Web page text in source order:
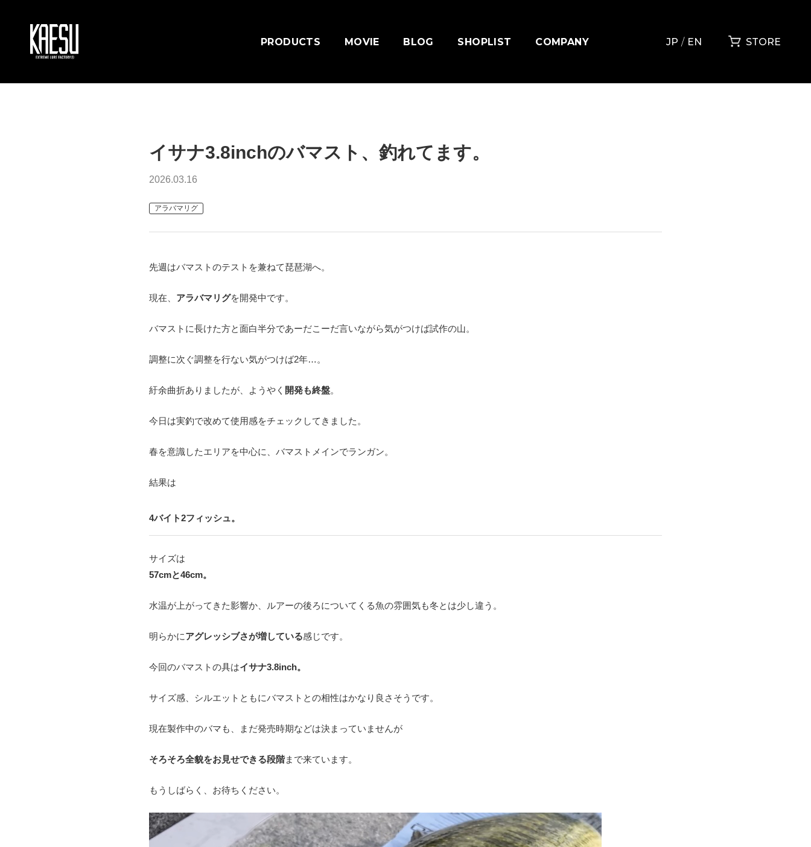
PRODUCTS MOVIE BLOG SHOPLIST COMPANY EN
JP STORE
イサナ3.8inchのバマスト、釣れてます。
2026.03.16
アラバマリグ
先週はバマストのテストを兼ねて琵琶湖へ。
現在、 アラバマリグを開発中です。
バマストに長けた方と面白半分であーだこーだ言いながら気がつけば試作の山。
調整に次ぐ調整を行ない気がつけば2年…。
紆余曲折ありましたが、ようやく 開発も終盤。
今日は実釣で改めて使用感をチェックしてきました。
春を意識したエリアを中心に、バマストメインでランガン。
結果は
4バイト2フィッシュ。
サイズは
57cmと46cm。
水温が上がってきた影響か、ルアーの後ろについてくる魚の雰囲気も冬とは少し違う。
明らかにアグレッシブさが増している感じです。
今回のバマストの具はイサナ3.8inch。
サイズ感、シルエットともにバマストとの相性はかなり良さそうです。
現在製作中のバマも、まだ発売時期などは決まっていませんが
そろそろ全貌をお見せできる段階まで来ています。
もうしばらく、お待ちください。